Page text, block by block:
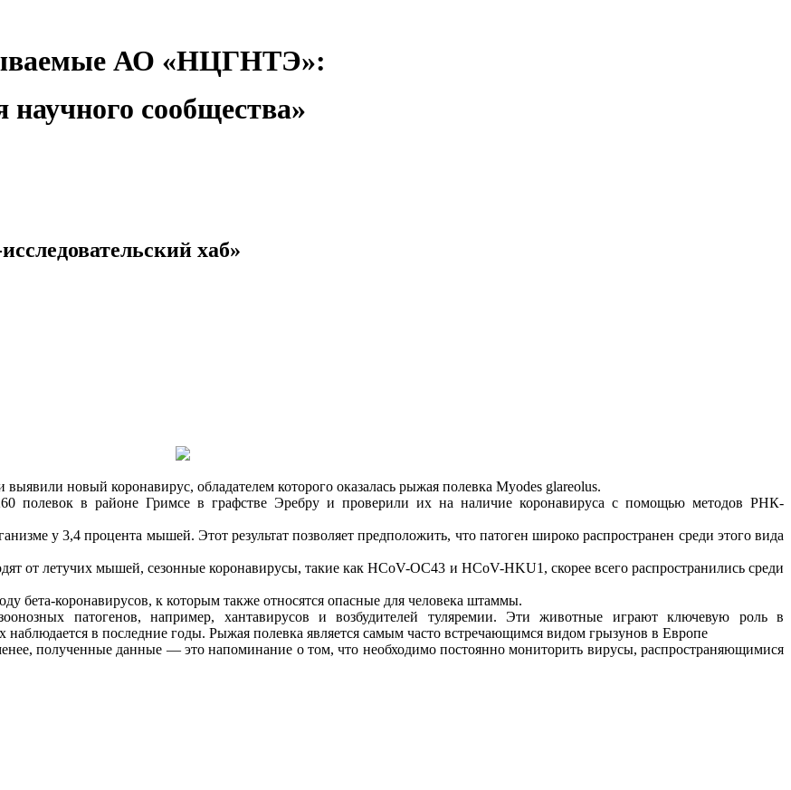
АО «НЦГНТЭ»:
сообщества»
хаб»
новый коронавирус, обладателем которого оказалась рыжая полевка Myodes glareolus.
полевок в районе Гримсе в графстве Эребру и проверили их на наличие коронавируса с помощью методов РНК-
у 3,4 процента мышей. Этот результат позволяет предположить, что патоген широко распространен среди этого вида
от летучих мышей, сезонные коронавирусы, такие как HCoV-OC43 и HCoV-HKU1, скорее всего распространились среди
бета-коронавирусов, к которым также относятся опасные для человека штаммы.
патогенов, например, хантавирусов и возбудителей туляремии. Эти животные играют ключевую роль в
в последние годы. Рыжая полевка является самым часто встречающимся видом грызунов в Европе
полученные данные — это напоминание о том, что необходимо постоянно мониторить вирусы, распространяющимися